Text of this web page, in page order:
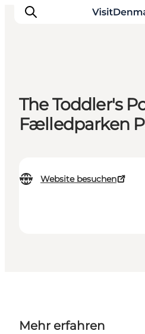
Inspiration
Regionen
Erlebnisse
The Toddler's
Fælledparken
Website besuchen
Mehr erfahren